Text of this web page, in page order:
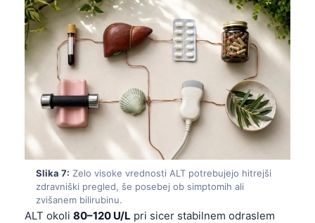
Slika 7: Zelo visoke vrednosti ALT potrebujejo hitrejši
zdravniški pregled, še posebej ob simptomih ali
zvišanem bilirubinu.
ALT okoli 80–120 U/L pri sicer stabilnem odraslem
Azərbaycan dili
Eesti
日本語
Čeština
ქართული
Русский
Lietuvių kalba
Polski
한국어